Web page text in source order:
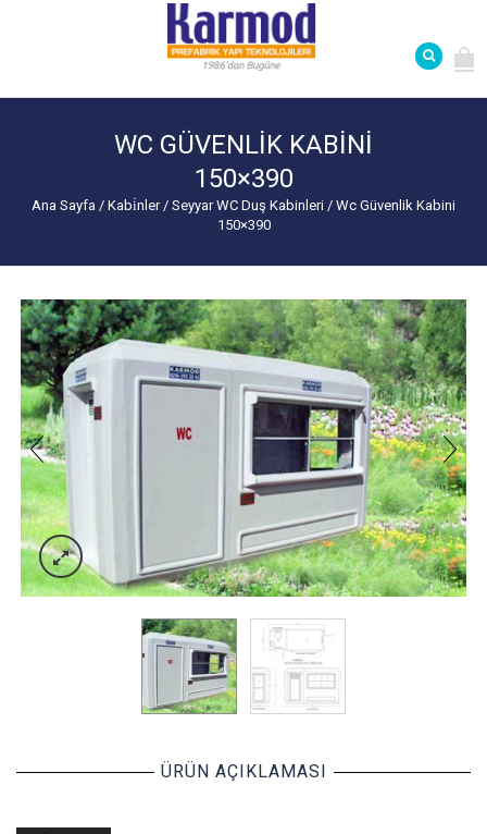
WC GÜVENLIK KABINI
150×390
Ana Sayfa / Kabi̇nler / Seyyar WC Duş Kabinleri / Wc Güvenlik Kabini
150×390
ÜRÜN AÇIKLAMASI